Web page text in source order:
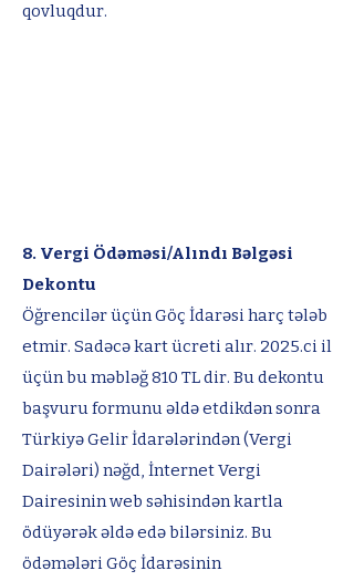
qovluqdur.
8. Vergi Ödəməsi/Alındı Bəlgəsi
Dekontu
Öğrencilər üçün Göç İdarəsi harç tələb
etmir. Sadəcə kart ücreti alır. 2025.ci il
üçün bu məbləğ 810 TL dir. Bu dekontu
başvuru formunu əldə etdikdən sonra
Türkiyə Gelir İdarələrindən (Vergi
Dairələri) nəğd, İnternet Vergi
Dairesinin web səhisindən kartla
ödüyərək əldə edə bilərsiniz. Bu
ödəmələri Göç İdarəsinin